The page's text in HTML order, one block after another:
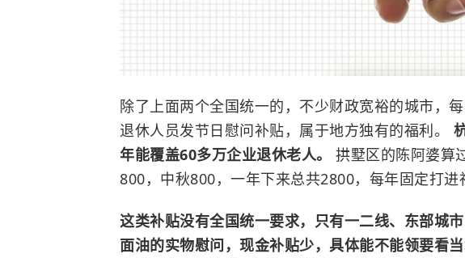
除了上面两个全国统一的，不少财政宽裕的城市，
退休人员发节日慰问补贴，属于地方独有的福利。
年能覆盖60多万企业退休老人。 拱墅区的陈阿婆算
800，中秋800，一年下来总共2800，每年固定打进
这类补贴没有全国统一要求，只有一二线、东部城
面油的实物慰问，现金补贴少，具体能不能领要看